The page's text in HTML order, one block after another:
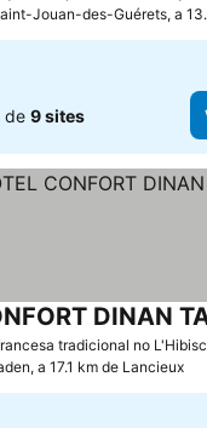
Jouan-des-Guérets, a
de 9 sites
tradicional no
DINAN
a 17.1 km de Lancieux